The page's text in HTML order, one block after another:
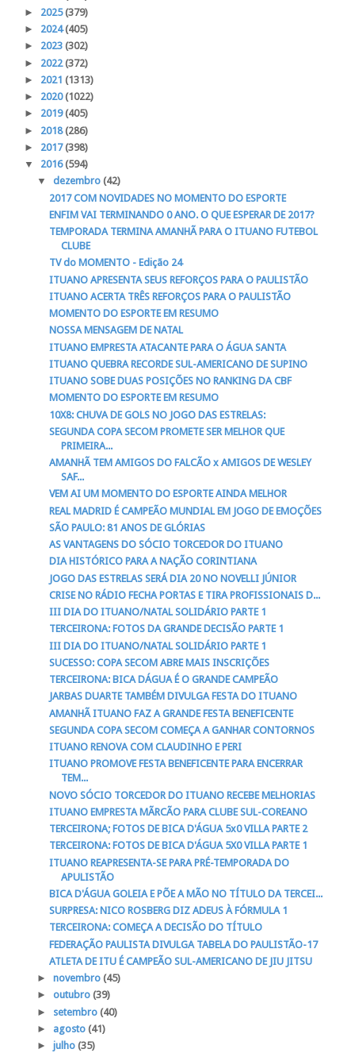
► 2025(379)
► 2024(405)
► 2023 (302)
► 2022(372)
► 2021 (1313)
► 2020(1022)
► 2019(405)
► 2018(286)
► 2017(398)
▼ 2016(594)
▼ dezembro (42)
2017 COM NOVIDADES NO MOMENTO DO ESPORTE
ENFIM VAI TERMINANDO 0 ANO. O QUE ESPERAR DE 2017?
TEMPORADA TERMINA AMANHÃ PARA O ITUANO FUTEBOL
CLUBE
TV do MOMENTO - Edição 24
ITUANO APRESENTA SEUS REFORÇOS PARA O PAULISTÃO
ITUANO ACERTA TRÊS REFORÇOS PARA O PAULISTÃO
MOMENTO DO ESPORTE EM RESUMO
NOSSA MENSAGEM DE NATAL
ITUANO EMPRESTA ATACANTE PARA O ÁGUA SANTA
ITUANO QUEBRA RECORDE SUL-AMERICANO DE SUPINO
ITUANO SOBE DUAS POSIÇÕES NO RANKING DA CBF
MOMENTO DO ESPORTE EM RESUMO
10X8: CHUVA DE GOLS NO JOGO DAS ESTRELAS:
SEGUNDA COPA SECOM PROMETE SER MELHOR QUE
PRIMEIRA...
AMANHÃ TEM AMIGOS DO FALCÃO x AMIGOS DE WESLEY
SAF...
VEM AI UM MOMENTO DO ESPORTE AINDA MELHOR
REAL MADRID É CAMPEÃO MUNDIAL EM JOGO DE EMOÇÕES
SÃO PAULO: 81 ANOS DE GLÓRIAS
AS VANTAGENS DO SÓCIO TORCEDOR DO ITUANO
DIA HISTÓRICO PARA A NAÇÃO CORINTIANA
JOGO DAS ESTRELAS SERÁ DIA 20 NO NOVELLI JÚNIOR
CRISE NO RÁDIO FECHA PORTAS E TIRA PROFISSIONAIS D...
III DIA DO ITUANO/NATAL SOLIDÁRIO PARTE 1
TERCEIRONA: FOTOS DA GRANDE DECISÃO PARTE 1
III DIA DO ITUANO/NATAL SOLIDÁRIO PARTE 1
SUCESSO: COPA SECOM ABRE MAIS INSCRIÇÕES
TERCEIRONA: BICA DÁGUA É O GRANDE CAMPEÃO
JARBAS DUARTE TAMBÉM DIVULGA FESTA DO ITUANO
AMANHÃ ITUANO FAZ A GRANDE FESTA BENEFICENTE
SEGUNDA COPA SECOM COMEÇA A GANHAR CONTORNOS
ITUANO RENOVA COM CLAUDINHO E PERI
ITUANO PROMOVE FESTA BENEFICENTE PARA ENCERRAR
TEM...
NOVO SÓCIO TORCEDOR DO ITUANO RECEBE MELHORIAS
ITUANO EMPRESTA MÃRCÃO PARA CLUBE SUL-COREANO
TERCEIRONA; FOTOS DE BICA D'ÁGUA 5x0 VILLA PARTE 2
TERCEIRONA: FOTOS DE BICA D'ÁGUA 5X0 VILLA PARTE 1
ITUANO REAPRESENTA-SE PARA PRÉ-TEMPORADA DO
APULISTÃO
BICA D'ÁGUA GOLEIA E PÕE A MÃO NO TÍTULO DA TERCEI...
SURPRESA: NICO ROSBERG DIZ ADEUS À FÓRMULA 1
TERCEIRONA: COMEÇA A DECISÃO DO TÍTULO
FEDERAÇÃO PAULISTA DIVULGA TABELA DO PAULISTÃO-17
ATLETA DE ITU É CAMPEÃO SUL-AMERICANO DE JIU JITSU
► novembro (45)
► outubro (39)
► setembro (40)
► agosto (41)
► julho (35)